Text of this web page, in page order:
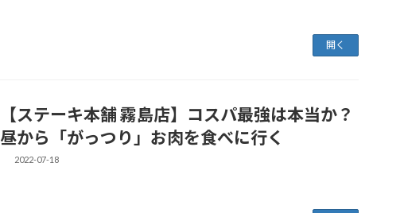
開く
【ステーキ本舗 霧島店】コスパ最強は本当か？
昼から「がっつり」お肉を食べに行く
2022-07-18